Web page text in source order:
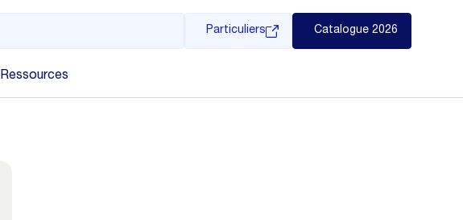
Particuliers Catalogue 2026
Ressources